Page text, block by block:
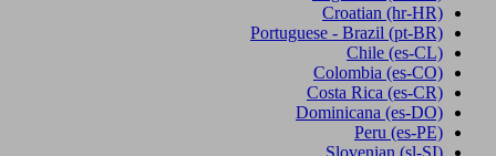
Croatian (hr-HR)
Portuguese - Brazil (pt-BR)
Chile (es-CL)
Colombia (es-CO)
Costa Rica (es-CR)
Dominicana (es-DO)
Peru (es-PE)